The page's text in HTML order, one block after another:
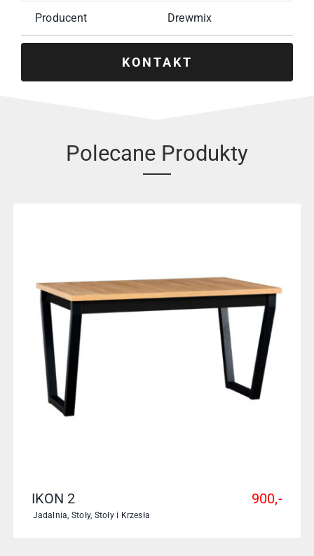
Producent Drewmix
KONTAKT
Polecane Produkty
IKON 2
Jadalnia Stoły, Stoły i Krzesła
900,-